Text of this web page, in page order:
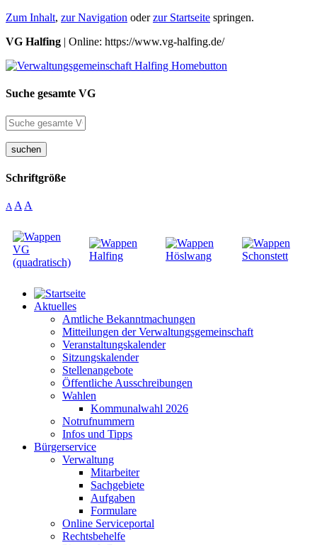
Zum Inhalt, zur Navigation oderzur Startseite springen.
VG Halfing | Online: https://www.vg-halfing.de/
Suche gesamte VG
suchen
Schriftgröße
A A A
Aktuelles
Amtliche Bekanntmachungen
Mitteilungen der Verwaltungsgemeinschaft
Veranstaltungskalender
Sitzungskalender
Stellenangebote
Öffentliche Ausschreibungen
Wahlen
Kommunalwahl 2026
Notrufnummern
Infos und Tipps
Bürgerservice
Verwaltung
Mitarbeiter
Sachgebiete
Aufgaben
Formulare
Online Serviceportal
Rechtsbehelfe